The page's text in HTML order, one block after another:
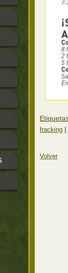
fracking
Volver